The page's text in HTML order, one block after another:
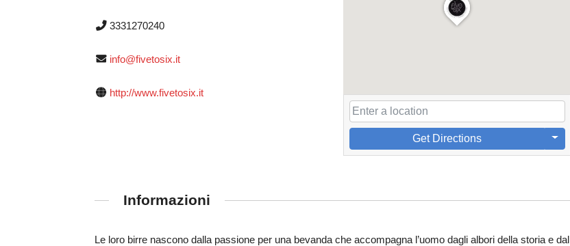
3331270240
info@fivetosix.it
http://www.fivetosix.it
Get Directions
Informazioni
Le loro birre nascono dalla passione per una bevanda che accompagna l’uomo dagli albori della storia e dal